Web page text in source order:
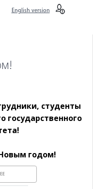
English version
студенты
государственного
годом!